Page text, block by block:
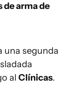
de arma de
una segunda
al Clínicas.